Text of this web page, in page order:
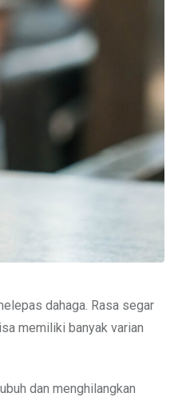
dahaga. Rasa segar
memiliki banyak varian
dan menghilangkan